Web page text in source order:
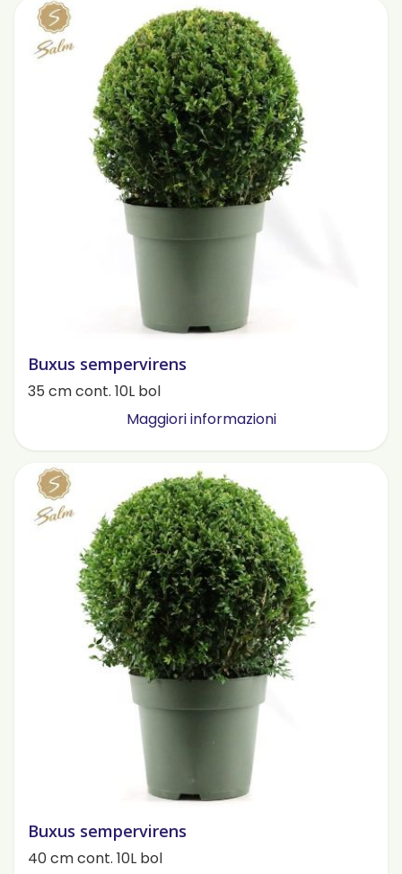
Buxus sempervirens
35 cm cont. 10L bol
Maggiori informazioni
Buxus sempervirens
40 cm cont. 10L bol